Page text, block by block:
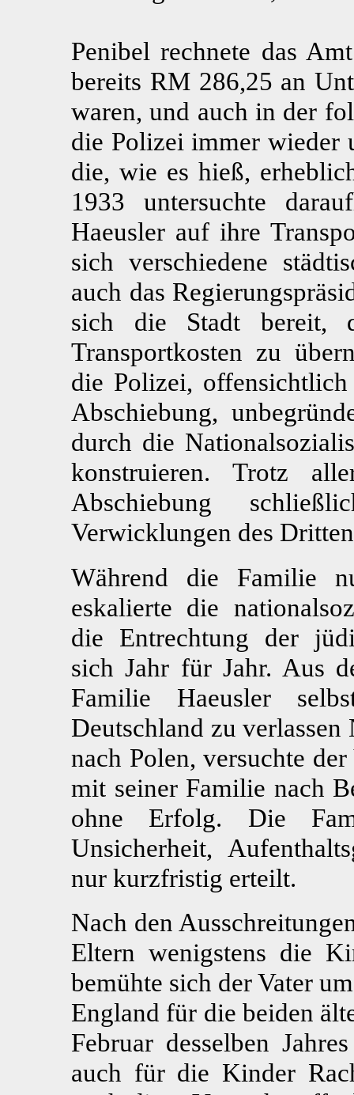
Penibel rechnete das
bereits RM 286,25 an
waren, und auch in der
die Polizei immer wieder
die, wie es hieß,
1933 untersuchte
Haeusler auf ihre
sich verschiedene
auch das
sich die Stadt bereit,
Transportkosten zu
die Polizei,
Abschiebung,
durch die
konstruieren. Trotz
Abschiebung
Verwicklungen des
Während die Familie
eskalierte die
die Entrechtung der
sich Jahr für Jahr. Aus
Familie Haeusler
Deutschland zu
nach Polen, versuchte
mit seiner Familie nach
ohne Erfolg. Die
Unsicherheit,
nur kurzfristig erteilt.
Nach den
Eltern wenigstens die
bemühte sich der Vater
England für die beiden
Februar desselben
auch für die Kinder